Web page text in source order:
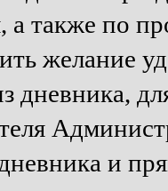
а также по
желание
дневника,
и